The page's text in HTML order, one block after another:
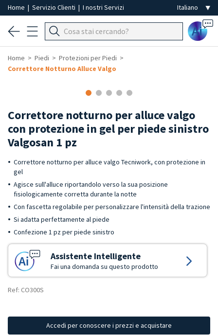
Home | Servizio Clienti | I nostri Servizi
Ai
Home Piedi
Protezioni per Piedi
Correttore Notturno Alluce Valgo
Correttore notturno per alluce valgo
con protezione in gel per piede sinistro
Valgosan 1 pz
Correttore notturno per alluce valgo Tecniwork, con protezione in
gel
Agisce sull'alluce riportandolo verso la sua posizione
fisiologicamente corretta durante la notte
Con fascetta regolabile per personalizzare l'intensità della trazione
Si adatta perfettamente al piede
Confezione 1 pz per piede sinistro
Assistente Intelligente
Fai una domanda su questo prodotto
Ref: CO300S
Accedi per conoscere i prezzi e acquistare